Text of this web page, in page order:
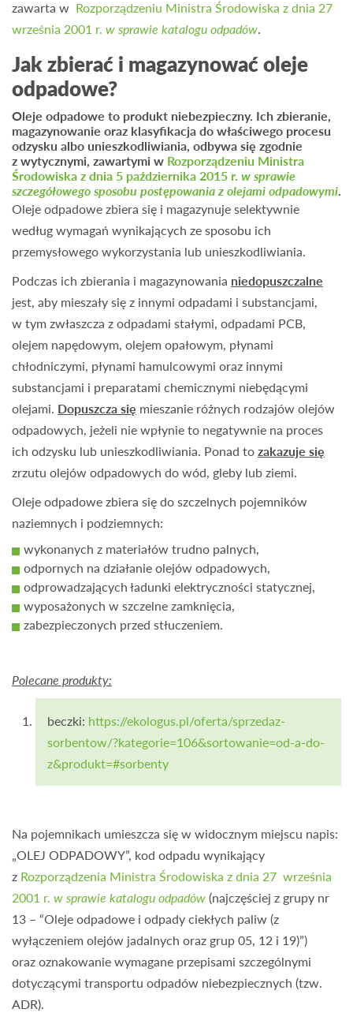
zawarta w Rozporządzeniu Ministra Środowiska z dnia 27
września 2001 r. w sprawie katalogu odpadów.
Jak zbierać i magazynować oleje
odpadowe?
Oleje odpadowe to produkt niebezpieczny. Ich zbieranie,
magazynowanie oraz klasyfikacja do właściwego procesu
odzysku albo unieszkodliwiania, odbywa się zgodnie
z wytycznymi, zawartymi w Rozporządzeniu Ministra
Środowiska z dnia 5 października 2015 r. w sprawie
szczegółowego sposobu postępowania z olejami odpadowymi.
Oleje odpadowe zbiera się i magazynuje selektywnie
według wymagań wynikających ze sposobu ich
przemysłowego wykorzystania lub unieszkodliwiania.
Podczas ich zbierania i magazynowania niedopuszczalne
jest, aby mieszały się z innymi odpadami i substancjami,
w tym zwłaszcza z odpadami stałymi, odpadami PCB,
olejem napędowym, olejem opałowym, płynami
chłodniczymi, płynami hamulcowymi oraz innymi
substancjami i preparatami chemicznymi niebędącymi
olejami. Dopuszcza się mieszanie różnych rodzajów olejów
odpadowych, jeżeli nie wpłynie to negatywnie na proces
ich odzysku lub unieszkodliwiania. Ponad tozakazuje się
zrzutu olejów odpadowych do wód, gleby lub ziemi.
Oleje odpadowe zbiera się do szczelnych pojemników
naziemnych i podziemnych:
wykonanych z materiałów trudno palnych,
odpornych na działanie olejów odpadowych,
odprowadzających ładunki elektryczności statycznej,
wyposażonych w szczelne zamknięcia,
zabezpieczonych przed stłuczeniem.
Polecane produkty:
beczki: https://ekologus.pl/oferta/sprzedaz-
sorbentow/?kategorie=106&sortowanie=od-a-do-
z&produkt=#sorbenty
Na pojemnikach umieszcza się w widocznym miejscu napis:
„OLEJ ODPADOWY”, kod odpadu wynikający
z Rozporządzenia Ministra Środowiska z dnia 27 września
2001 r. w sprawie katalogu odpadów(najczęściej z grupy nr
13 – “Oleje odpadowe i odpady ciekłych paliw (z
wyłączeniem olejów jadalnych oraz grup 05, 12 i 19)”)
oraz oznakowanie wymagane przepisami szczególnymi
dotyczącymi transportu odpadów niebezpiecznych (tzw.
ADR).